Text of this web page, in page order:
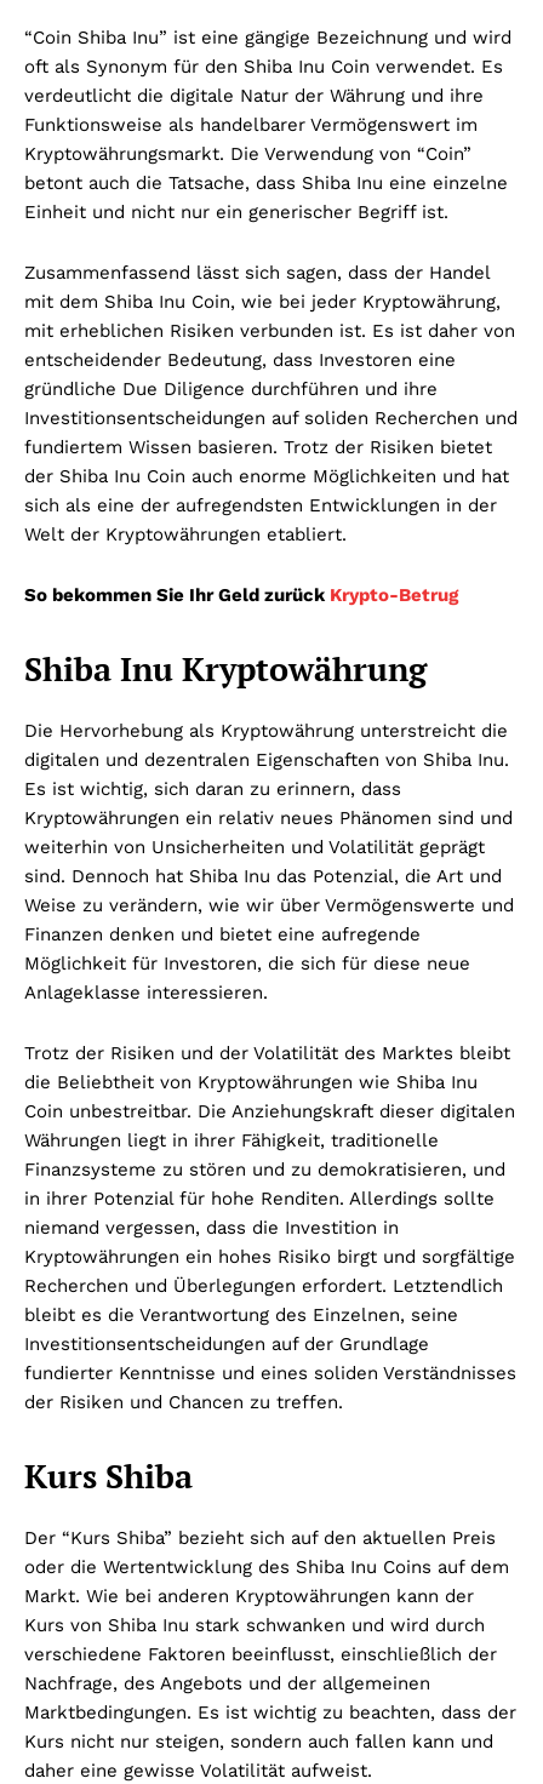
“Coin Shiba Inu” ist eine gängige Bezeichnung und wird
oft als Synonym für den Shiba Inu Coin verwendet. Es
verdeutlicht die digitale Natur der Währung und ihre
Funktionsweise als handelbarer Vermögenswert im
Kryptowährungsmarkt. Die Verwendung von “Coin”
betont auch die Tatsache, dass Shiba Inu eine einzelne
Einheit und nicht nur ein generischer Begriff ist.
Zusammenfassend lässt sich sagen, dass der Handel
mit dem Shiba Inu Coin, wie bei jeder Kryptowährung,
mit erheblichen Risiken verbunden ist. Es ist daher von
entscheidender Bedeutung, dass Investoren eine
gründliche Due Diligence durchführen und ihre
Investitionsentscheidungen auf soliden Recherchen und
fundiertem Wissen basieren. Trotz der Risiken bietet
der Shiba Inu Coin auch enorme Möglichkeiten und hat
sich als eine der aufregendsten Entwicklungen in der
Welt der Kryptowährungen etabliert.
So bekommen Sie Ihr Geld zurück Krypto-Betrug
Shiba Inu Kryptowährung
Die Hervorhebung als Kryptowährung unterstreicht die
digitalen und dezentralen Eigenschaften von Shiba Inu.
Es ist wichtig, sich daran zu erinnern, dass
Kryptowährungen ein relativ neues Phänomen sind und
weiterhin von Unsicherheiten und Volatilität geprägt
sind. Dennoch hat Shiba Inu das Potenzial, die Art und
Weise zu verändern, wie wir über Vermögenswerte und
Finanzen denken und bietet eine aufregende
Möglichkeit für Investoren, die sich für diese neue
Anlageklasse interessieren.
Trotz der Risiken und der Volatilität des Marktes bleibt
die Beliebtheit von Kryptowährungen wie Shiba Inu
Coin unbestreitbar. Die Anziehungskraft dieser digitalen
Währungen liegt in ihrer Fähigkeit, traditionelle
Finanzsysteme zu stören und zu demokratisieren, und
in ihrer Potenzial für hohe Renditen. Allerdings sollte
niemand vergessen, dass die Investition in
Kryptowährungen ein hohes Risiko birgt und sorgfältige
Recherchen und Überlegungen erfordert. Letztendlich
bleibt es die Verantwortung des Einzelnen, seine
Investitionsentscheidungen auf der Grundlage
fundierter Kenntnisse und eines soliden Verständnisses
der Risiken und Chancen zu treffen.
Kurs Shiba
Der “Kurs Shiba” bezieht sich auf den aktuellen Preis
oder die Wertentwicklung des Shiba Inu Coins auf dem
Markt. Wie bei anderen Kryptowährungen kann der
Kurs von Shiba Inu stark schwanken und wird durch
verschiedene Faktoren beeinflusst, einschließlich der
Nachfrage, des Angebots und der allgemeinen
Marktbedingungen. Es ist wichtig zu beachten, dass der
Kurs nicht nur steigen, sondern auch fallen kann und
daher eine gewisse Volatilität aufweist.